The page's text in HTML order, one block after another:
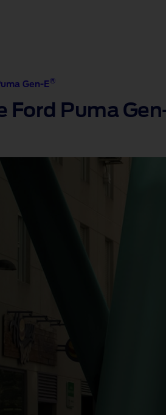
Gen-E®
Ford Puma